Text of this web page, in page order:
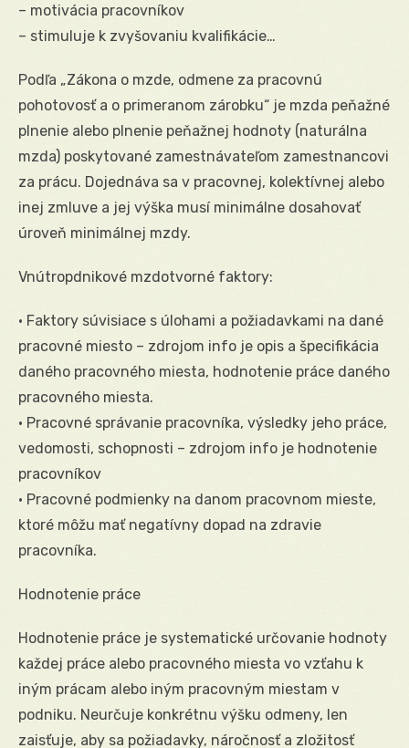
– motivácia pracovníkov
– stimuluje k zvyšovaniu kvalifikácie…
Podľa „Zákona o mzde, odmene za pracovnú
pohotovosť a o primeranom zárobku“ je mzda peňažné
plnenie alebo plnenie peňažnej hodnoty (naturálna
mzda) poskytované zamestnávateľom zamestnancovi
za prácu. Dojednáva sa v pracovnej, kolektívnej alebo
inej zmluve a jej výška musí minimálne dosahovať
úroveň minimálnej mzdy.
Vnútropdnikové mzdotvorné faktory:
• Faktory súvisiace s úlohami a požiadavkami na dané
pracovné miesto – zdrojom info je opis a špecifikácia
daného pracovného miesta, hodnotenie práce daného
pracovného miesta.
• Pracovné správanie pracovníka, výsledky jeho práce,
vedomosti, schopnosti – zdrojom info je hodnotenie
pracovníkov
• Pracovné podmienky na danom pracovnom mieste,
ktoré môžu mať negatívny dopad na zdravie
pracovníka.
Hodnotenie práce
Hodnotenie práce je systematické určovanie hodnoty
každej práce alebo pracovného miesta vo vzťahu k
iným prácam alebo iným pracovným miestam v
podniku. Neurčuje konkrétnu výšku odmeny, len
zaisťuje, aby sa požiadavky, náročnosť a zložitosť